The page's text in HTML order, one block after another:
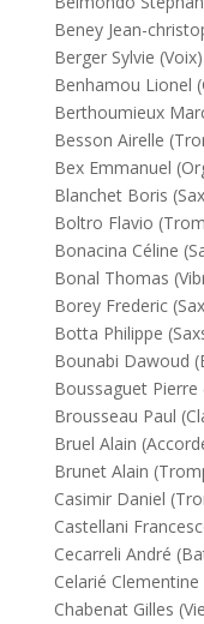
Beney Jean-
Berger Sylvie (Voix)
Benhamou Lionel
Berthoumieux
Besson Airelle
Bex Emmanuel
Blanchet Boris
Boltro Flavio
Bonacina Céline
Bonal Thomas
Borey Frederic
Botta Philippe
Bounabi Dawoud
Boussaguet Pierre
Brousseau Paul
Bruel Alain
Brunet Alain
Casimir Daniel
Castellani
Cecarreli André
Celarié Clementine
Chabenat Gilles